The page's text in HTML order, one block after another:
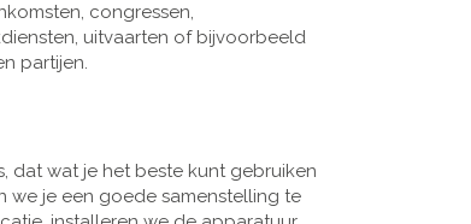
congressen,
uitvaarten of bijvoorbeeld
partijen.
dat wat je het beste kunt gebruiken
we je een goede samenstelling te